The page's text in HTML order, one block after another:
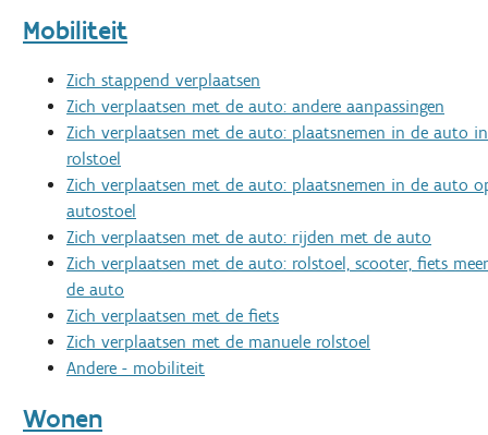
Mobiliteit
Zich stappend verplaatsen
Zich verplaatsen met de auto: andere aanpassingen
Zich verplaatsen met de auto: plaatsnemen in de auto
rolstoel
Zich verplaatsen met de auto: plaatsnemen in de auto
autostoel
Zich verplaatsen met de auto: rijden met de auto
Zich verplaatsen met de auto: rolstoel, scooter, fiets
de auto
Zich verplaatsen met de fiets
Zich verplaatsen met de manuele rolstoel
Andere - mobiliteit
Wonen